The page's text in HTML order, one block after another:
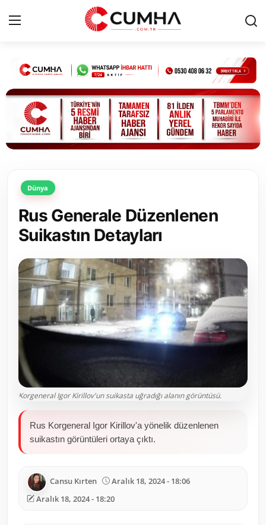
Kurumsal
Cumhurbaşkanlığı
Bakanlıklar
Siyasi Partiler
Yerel Yönetimler
Toplum ve Yaşam
Sivil Toplum Kuruluşları
Kamu Kurumları ve Üst Kurullar
Resmi Reklamlar
Dünya
Rus Generale Düzenlenen
Suikastın Detayları
Korgeneral Igor Kirillov'un suikasta uğradığı alanın görüntüsü.
Rus Korgeneral Igor Kirillov'a yönelik düzenlenen
suikastın görüntüleri ortaya çıktı.
Cansu Kırten
Aralık 18, 2024 - 18:06
Aralık 18, 2024 - 18:20